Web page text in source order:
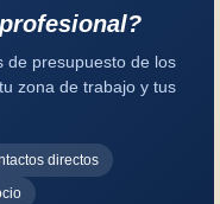
de presupuesto de los
zona de trabajo y tus
directos